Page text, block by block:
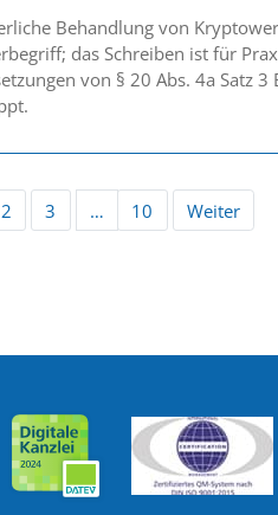
Behandlung von
das Schreiben ist für
von § 20 Abs. 4a Satz
2 3 … 10 Weiter